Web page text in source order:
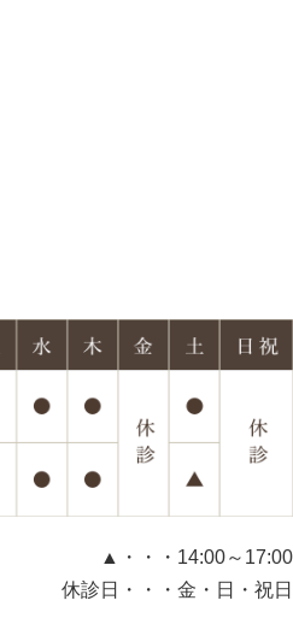
▲・・・14:00～17:00
休診日・・・金・日・祝日